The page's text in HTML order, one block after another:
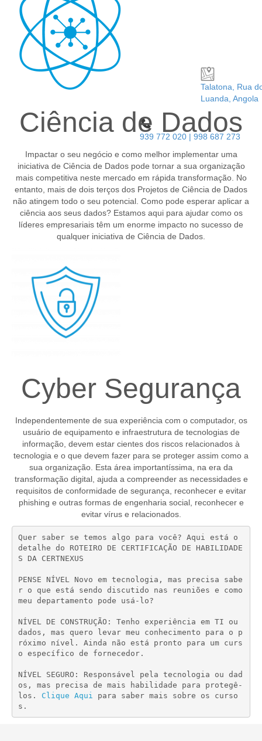
Talatona, Rua
Luanda, Angola
939 772 020 | 998 687 273
Ciência de Dados
Impactar o seu negócio e como melhor implementar uma
iniciativa de Ciência de Dados pode tornar a sua organização
mais competitiva neste mercado em rápida transformação. No
entanto, mais de dois terços dos Projetos de Ciência de Dados
não atingem todo o seu potencial. Como pode esperar aplicar a
ciência aos seus dados? Estamos aqui para ajudar como os
líderes empresariais têm um enorme impacto no sucesso de
qualquer iniciativa de Ciência de Dados.
Cyber Segurança
Independentemente de sua experiência com o computador, os
usuário de equipamento e infraestrutura de tecnologias de
informação, devem estar cientes dos riscos relacionados à
tecnologia e o que devem fazer para se proteger assim como a
sua organização. Esta área importantíssima, na era da
transformação digital, ajuda a compreender as necessidades e
requisitos de conformidade de segurança, reconhecer e evitar
phishing e outras formas de engenharia social, reconhecer e
evitar vírus e relacionados.
Quer saber se temos algo para você? Aqui está o
detalhe do ROTEIRO DE CERTIFICAÇÃO DE HABILIDADE
S DA CERTNEXUS
PENSE NÍVEL Novo em tecnologia, mas precisa sabe
r o que está sendo discutido nas reuniões e como
meu departamento pode usá-lo?
NÍVEL DE CONSTRUÇÃO: Tenho experiência em TI ou
dados, mas quero levar meu conhecimento para o p
róximo nível. Ainda não está pronto para um curs
o específico de fornecedor.
NÍVEL SEGURO: Responsável pela tecnologia ou dad
os, mas precisa de mais habilidade para protegê-
los. Clique Aqui para saber mais sobre os curso
s.